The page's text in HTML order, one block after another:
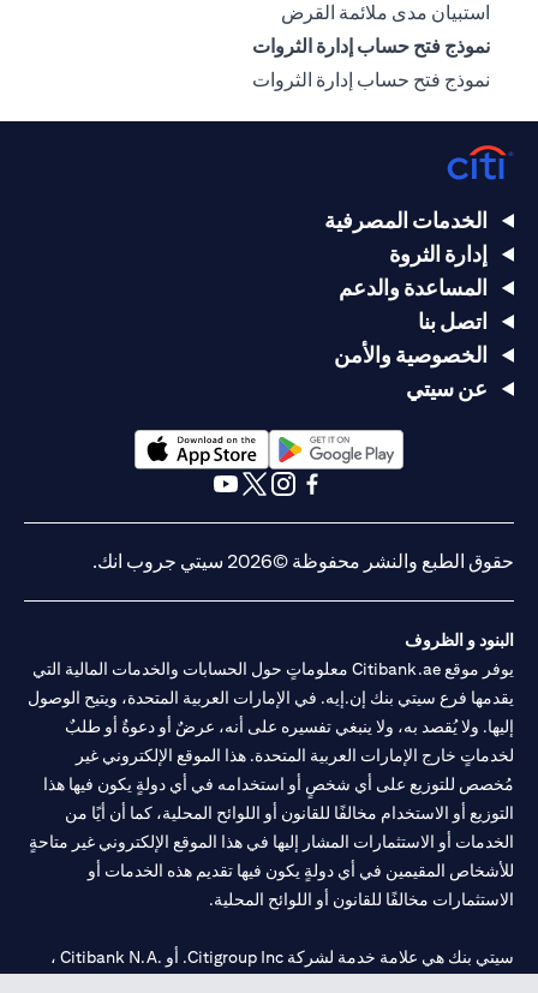
استبيان مدى ملائمة القرض
نموذج فتح حساب إدارة الثروات
نموذج فتح حساب إدارة الثروات
الخدمات المصرفية
إدارة الثروة
المساعدة والدعم
اتصل بنا
الخصوصية والأمن
عن سيتي
opens in a new tab
opens in a new tab
حقوق الطبع والنشر محفوظة ©2026 سيتي جروب انك.
البنود و الظروف
يوفر موقع Citibank.ae معلوماتٍ حول الحسابات والخدمات المالية التي
يقدمها فرع سيتي بنك إن.إيه. في الإمارات العربية المتحدة، ويتيح الوصول
إليها. ولا يُقصد به، ولا ينبغي تفسيره على أنه، عرضٌ أو دعوةٌ أو طلبٌ
لخدماتٍ خارج الإمارات العربية المتحدة. هذا الموقع الإلكتروني غير
مُخصص للتوزيع على أي شخصٍ أو استخدامه في أي دولةٍ يكون فيها هذا
التوزيع أو الاستخدام مخالفًا للقانون أو اللوائح المحلية، كما أن أيًا من
الخدمات أو الاستثمارات المشار إليها في هذا الموقع الإلكتروني غير متاحةٍ
للأشخاص المقيمين في أي دولةٍ يكون فيها تقديم هذه الخدمات أو
الاستثمارات مخالفًا للقانون أو اللوائح المحلية.
سيتي بنك هي علامة خدمة لشركة Citigroup Inc. أو .Citibank N.A ،